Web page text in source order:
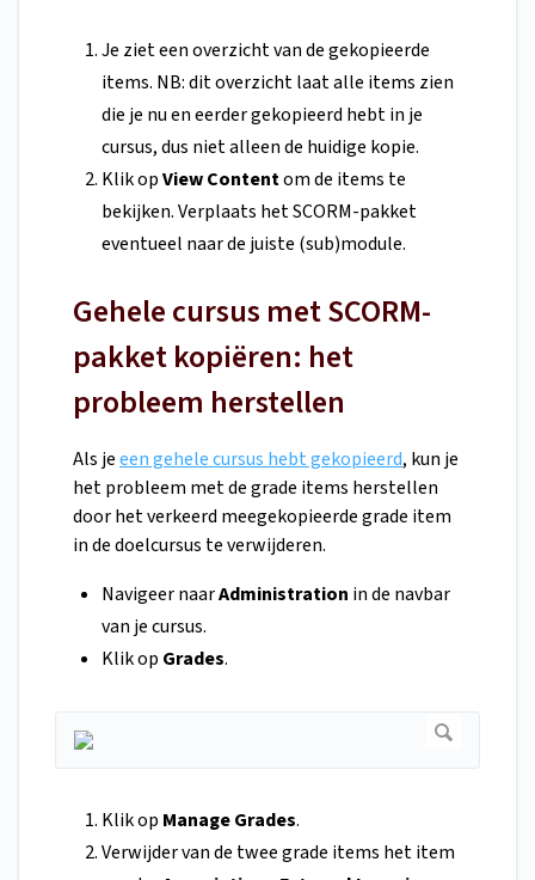
Je ziet een overzicht van de gekopieerde
items. NB: dit overzicht laat alle items zien
die je nu en eerder gekopieerd hebt in je
cursus, dus niet alleen de huidige kopie.
Klik opView Contentom de items te
bekijken. Verplaats het SCORM-pakket
eventueel naar de juiste (sub)module.
Gehele cursus met SCORM-
pakket kopiëren: het
probleem herstellen
Als jeeen gehele cursus hebt gekopieerd, kun je
het probleem met de grade items herstellen
door het verkeerd meegekopieerde grade item
in de doelcursus te verwijderen.
Navigeer naarAdministration in de navbar
van je cursus.
Klik op Grades.
Klik op Manage Grades.
Verwijder van de twee grade items het item